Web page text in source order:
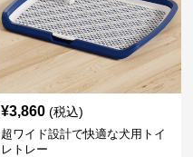
¥3,860 (税込)
超ワイド設計で快適な犬用トイ
レトレー